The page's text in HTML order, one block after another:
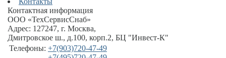
Контактная информация
ООО «ТехСервисСнаб»
Адрес: 127247, г. Москва,
Дмитровское ш., д.100, корп.2, БЦ "Инвест-К"
Телефоны: +7(903)720-47-49